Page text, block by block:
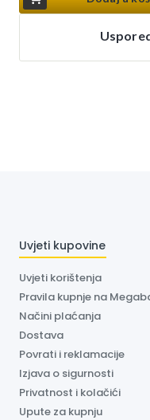
Uvjeti kupovine
Uvjeti korištenja
Pravila kupnje na
Načini plaćanja
Dostava
Povrati i reklamacije
Izjava o sigurnosti
Privatnost i kolačići
Upute za kupnju